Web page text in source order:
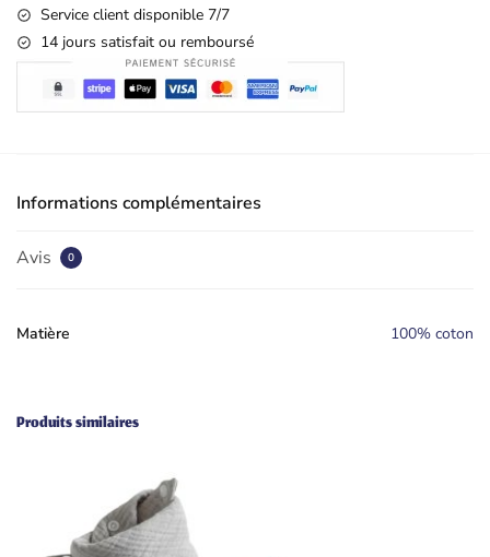
bébé
moelleux
blanc,
et
Service client disponible 7/7
14 jours satisfait ou remboursé
Informations complémentaires
Avis 0
Matière 100% coton
Produits similaires